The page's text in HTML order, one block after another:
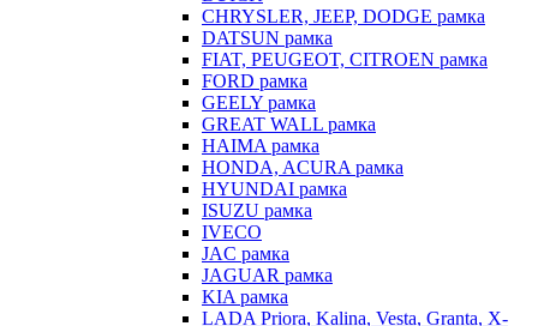
CHRYSLER, JEEP, DODGE рамка
DATSUN рамка
FIAT, PEUGEOT, CITROEN рамка
FORD рамка
GEELY рамка
GREAT WALL рамка
HAIMA рамка
HONDA, ACURA рамка
HYUNDAI рамка
ISUZU рамка
IVECO
JAC рамка
JAGUAR рамка
KIA рамка
LADA Priora, Kalina, Vesta, Granta, X-